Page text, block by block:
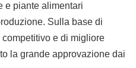
e piante alimentari
Sulla base di
e di migliore
la grande approvazione dai